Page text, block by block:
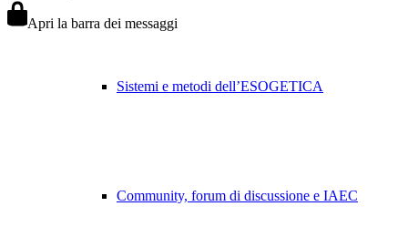
Sistemi e metodi dell’ESOGETICA
Community, forum di discussione e IAEC
Apri la barra dei messaggi